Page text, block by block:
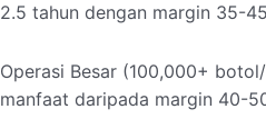
2.5 tahun dengan margin 35-
Operasi Besar (100,000+
manfaat daripada margin 40-